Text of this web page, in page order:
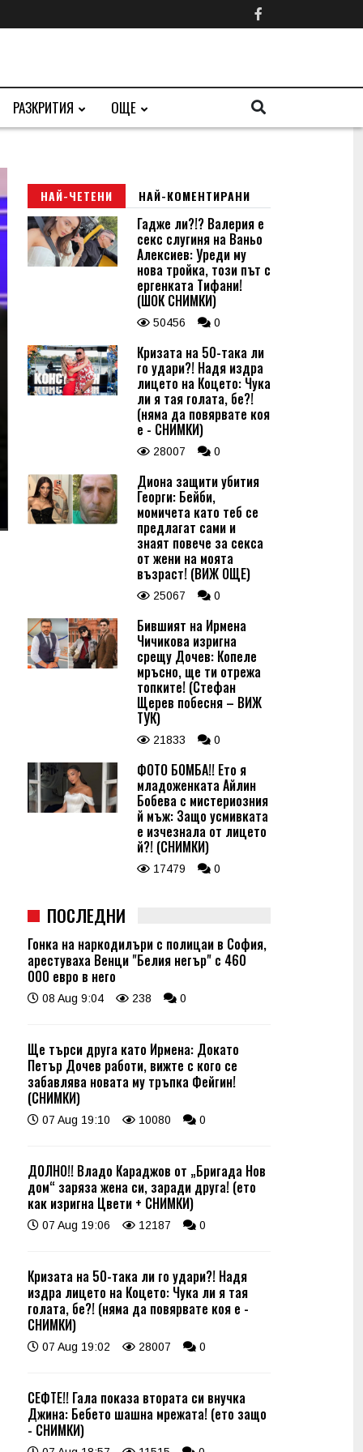
РАЗКРИТИЯ ОЩЕ
НАЙ-ЧЕТЕНИ НАЙ-КОМЕНТИРАНИ
Гадже ли?!? Валерия е
секс слугиня на Ваньо
Алексиев: Уреди му
нова тройка, този път с
ергенката Тифани!
(ШОК СНИМКИ)
50456 0
Кризата на 50-така ли
го удари?! Надя издра
лицето на Коцето: Чука
ли я тая голата, бе?!
(няма да повярвате коя
е - СНИМКИ)
28007 0
Диона защити убития
Георги: Бейби,
момичета като теб се
предлагат сами и
знаят повече за секса
от жени на моята
възраст! (ВИЖ ОЩЕ)
25067 0
Бившият на Ирмена
Чичикова изригна
срещу Дочев: Копеле
мръсно, ще ти отрежа
топките! (Стефан
Щерев побесня – ВИЖ
ТУК)
21833 0
ФОТО БОМБА!! Ето я
младоженката Айлин
Бобева с мистериозния
й мъж: Защо усмивката
е изчезнала от лицето
й?! (СНИМКИ)
17479 0
ПОСЛЕДНИ
Гонка на наркодилъри с полицаи в София,
арестуваха Венци "Белия негър" с 460
000 евро в него
08 Aug 9:04 238 0
Ще търси друга като Ирмена: Докато
Петър Дочев работи, вижте с кого се
забавлява новата му тръпка Фейгин!
(СНИМКИ)
07 Aug 19:10 10080 0
ДОЛНО!! Владо Караджов от „Бригада Нов
дом“ заряза жена си, заради друга! (ето
как изригна Цвети + СНИМКИ)
07 Aug 19:06 12187 0
Кризата на 50-така ли го удари?! Надя
издра лицето на Коцето: Чука ли я тая
голата, бе?! (няма да повярвате коя е -
СНИМКИ)
07 Aug 19:02 28007 0
СЕФТЕ!! Гала показа втората си внучка
Джина: Бебето шашна мрежата! (ето защо
- СНИМКИ)